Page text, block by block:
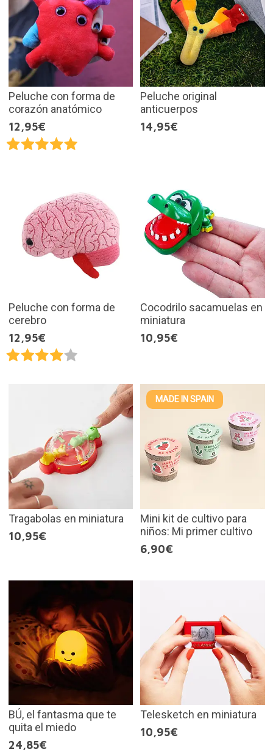
Peluche con forma de
corazón anatómico
12,95€
Peluche original
anticuerpos
14,95€
Peluche con forma de
cerebro
12,95€
Cocodrilo sacamuelas en
miniatura
10,95€
Tragabolas en miniatura
10,95€
MADE IN SPAIN
Mini kit de cultivo para
niños: Mi primer cultivo
6,90€
BÚ, el fantasma que te
quita el miedo
24,85€
Telesketch en miniatura
10,95€